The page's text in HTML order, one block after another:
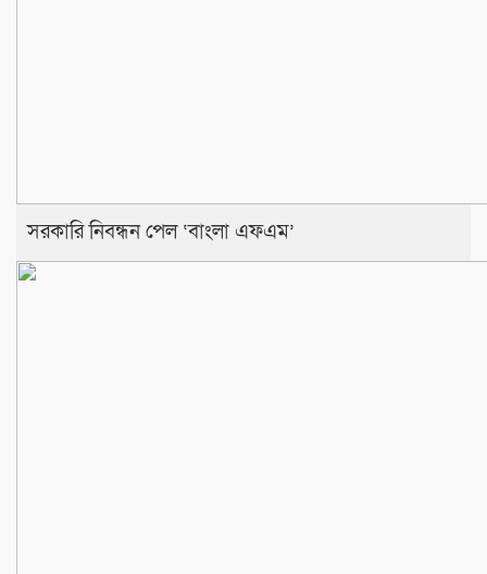
সরকারি নিবন্ধন পেল ‘বাংলা এফএম’